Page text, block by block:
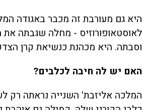
היא גם מעורבת זה מכבר באגודה
לאוסטאופורוזיס - מחלה שגבתה
וסבתה. היא מכהנת כנשיאת קרן הצדקה
האם יש לה חיבה לכלבים?
המלכה אליזבת' השנייה נראתה רק